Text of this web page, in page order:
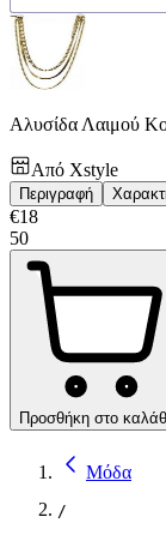
Αλυσίδα Λαιμού
Από Xstyle
Περιγραφή
€18
50
Προσθήκη στο
Μόδα
/